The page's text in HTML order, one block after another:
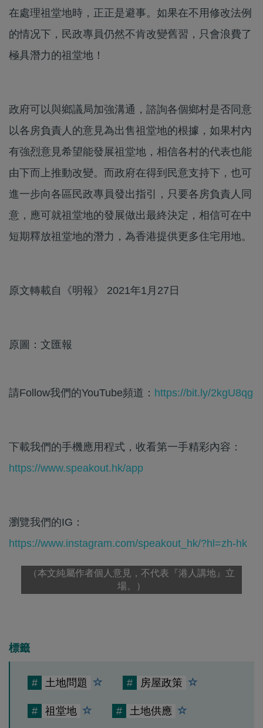
在處理祖堂地時，正正是避事。如果在不用修改法例
的情况下，民政專員仍然不肯改變舊習，只會浪費了
極具潛力的祖堂地！
政府可以與鄉議局加強溝通，諮詢各個鄉村是否同意
以各房負責人的意見為出售祖堂地的根據，如果村內
有強烈意見希望能發展祖堂地，相信各村的代表也能
由下而上推動改變。而政府在得到民意支持下，也可
進一步向各區民政專員發出指引，只要各房負責人同
意，應可就祖堂地的發展做出最終決定，相信可在中
短期釋放祖堂地的潛力，為香港提供更多住宅用地。
原文轉載自《明報》 2021年1月27日
原圖：文匯報
請Follow我們的YouTube頻道： https://bit.ly/2kgU8qg
下載我們的手機應用程式，收看第一手精彩內容：
https://www.speakout.hk/app
瀏覽我們的IG：
https://www.instagram.com/speakout_hk/?hl=zh-hk
（本文純屬作者個人意見，不代表『港人講地』立
場。）
標籤
# 土地問題 # 房屋政策
# 祖堂地 # 土地供應